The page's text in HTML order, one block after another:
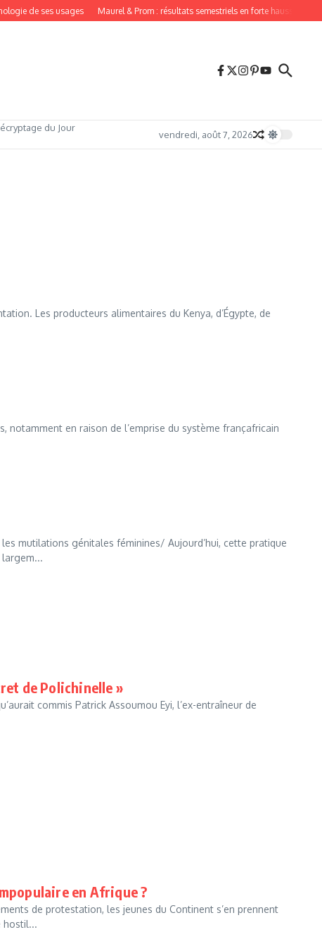
de ses usages Maurel & Prom : résultats semestriels en forte hausse en 2026
du Jour
vendredi, août 7, 2026
Les producteurs alimentaires du Kenya, d’Égypte, de
en raison de l’emprise du système françafricain
mutilations génitales féminines/ Aujourd’hui, cette pratique
de Polichinelle »
commis Patrick Assoumou Eyi, l’ex-entraîneur de
en Afrique ?
de protestation, les jeunes du Continent s’en prennent
hostil...